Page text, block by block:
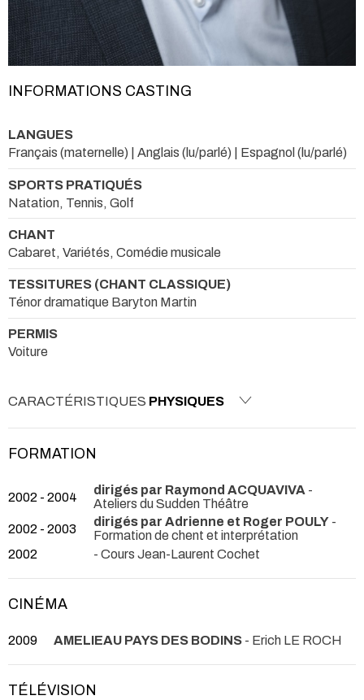
INFORMATIONS CASTING
LANGUES
Français (maternelle) | Anglais (lu/parlé) | Espagnol (lu/parlé)
SPORTS PRATIQUÉS
Natation, Tennis, Golf
CHANT
Cabaret, Variétés, Comédie musicale
TESSITURES (CHANT CLASSIQUE)
Ténor dramatique Baryton Martin
PERMIS
Voiture
CARACTÉRISTIQUES PHYSIQUES
FORMATION
2002 - 2004 dirigés par Raymond ACQUAVIVA -
Ateliers du Sudden Théâtre
2002 - 2003
dirigés par Adrienne et Roger POULY -
Formation de chent et interprétation
2002
- Cours Jean-Laurent Cochet
CINÉMA
2009 AMELIEAU PAYS DES BODINS - Erich LE ROCH
TÉLÉVISION